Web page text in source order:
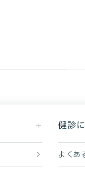
健診
よくあ